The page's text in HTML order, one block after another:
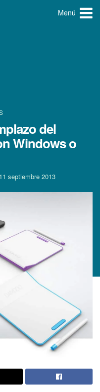
Menú
del
Windows o
11 septiembre 2013